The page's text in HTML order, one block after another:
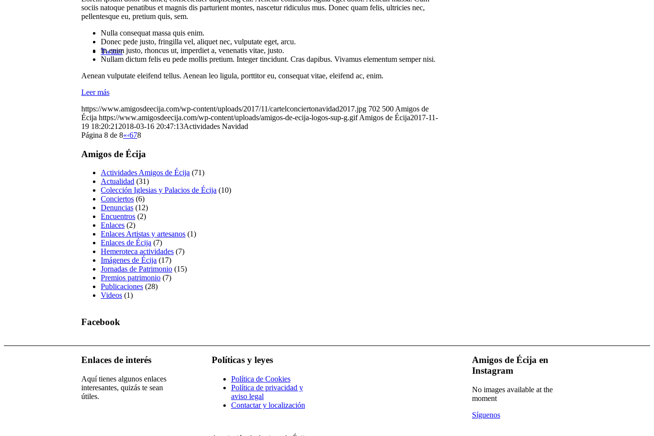
Twitter
sociis natoque penatibus et magnis dis parturient montes, nascetur ridiculus mus. Donec quam felis, ultricies nec,
pellentesque eu, pretium quis, sem.
Nulla consequat massa quis enim.
Donec pede justo, fringilla vel, aliquet nec, vulputate eget, arcu.
In enim justo, rhoncus ut, imperdiet a, venenatis vitae, justo.
Nullam dictum felis eu pede mollis pretium. Integer tincidunt. Cras dapibus. Vivamus elementum semper nisi.
Aenean vulputate eleifend tellus. Aenean leo ligula, porttitor eu, consequat vitae, eleifend ac, enim.
Leer más
https://www.amigosdeecija.com/wp-content/uploads/2017/11/cartelconciertonavidad2017.jpg 702 500 Amigos de
Écija https://www.amigosdeecija.com/wp-content/uploads/amigos-de-ecija-logos-sup-g.gif Amigos de Écija2017-11-
19 18:20:21 2018-03-16 20:47:13Actividades Navidad
Página 8 de 8«‹678
Amigos de Écija
Actividades Amigos de Écija (71)
Actualidad (31)
Colección Iglesias y Palacios de Écija (10)
Conciertos (6)
Denuncias (12)
Encuentros (2)
Enlaces (2)
Enlaces Artistas y artesanos (1)
Enlaces de Écija (7)
Hemeroteca actividades (7)
Imágenes de Écija (17)
Jornadas de Patrimonio (15)
Premios patrimonio (7)
Publicaciones (28)
Videos (1)
Facebook
Enlaces de interés
Aquí tienes algunos enlaces
interesantes, quizás te sean
útiles.
Políticas y leyes
Política de Cookies
Política de privacidad y
aviso legal
Contactar y localización
Amigos de Écija en
Instagram
No images available at the
moment
Síguenos